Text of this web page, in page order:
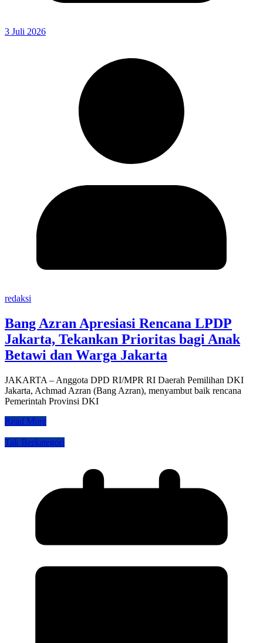
3 Juli 2026
redaksi
Bang Azran Apresiasi Rencana LPDP
Jakarta, Tekankan Prioritas bagi Anak
Betawi dan Warga Jakarta
JAKARTA – Anggota DPD RI/MPR RI Daerah Pemilihan DKI
Jakarta, Achmad Azran (Bang Azran), menyambut baik rencana
Pemerintah Provinsi DKI
Read More
Tak Berkategori